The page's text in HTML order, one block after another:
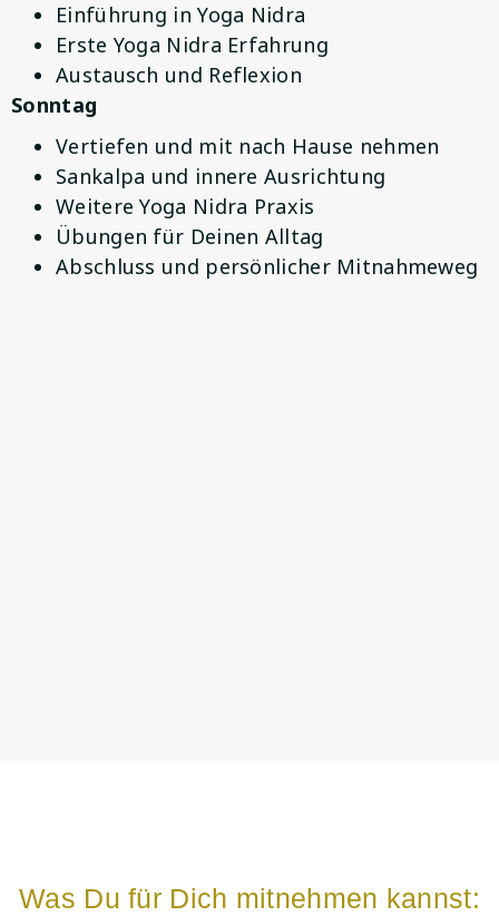
Einführung in Yoga Nidra
Erste Yoga Nidra Erfahrung
Austausch und Reflexion
Sonntag
Vertiefen und mit nach Hause nehmen
Sankalpa und innere Ausrichtung
Weitere Yoga Nidra Praxis
Übungen für Deinen Alltag
Abschluss und persönlicher Mitnahmeweg
Was Du für Dich mitnehmen kannst: